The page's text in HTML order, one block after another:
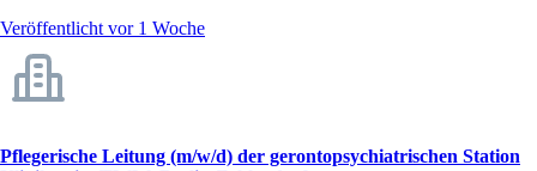
Veröffentlicht vor 1 Woche
Pflegerische Leitung (m/w/d) der gerontopsychiatrischen Station